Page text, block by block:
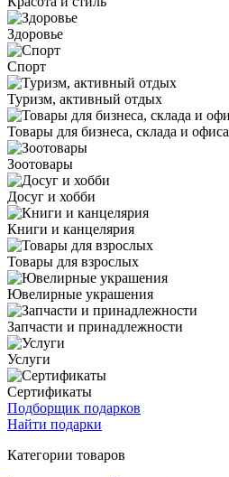
Здоровье
Спорт
Туризм, активный отдых
Товары для бизнеса, склада и офиса
Зоотовары
Досуг и хобби
Книги и канцелярия
Товары для взрослых
Ювелирные украшения
Запчасти и принадлежности
Услуги
Сертификаты
Подборщик подарков
Найти подарки
Категории товаров